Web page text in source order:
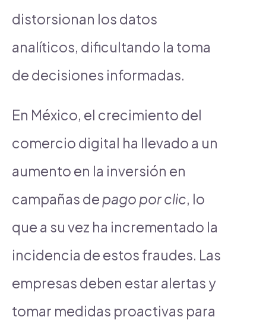
distorsionan los datos
analíticos, dificultando la toma
de decisiones informadas.
En México, el crecimiento del
comercio digital ha llevado a un
aumento en la inversión en
campañas de pago por clic, lo
que a su vez ha incrementado la
incidencia de estos fraudes. Las
empresas deben estar alertas y
tomar medidas proactivas para